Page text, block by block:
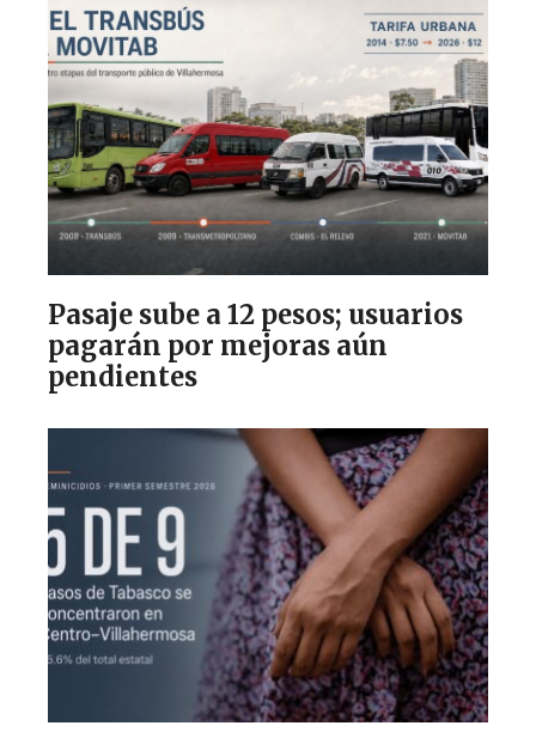
Pasaje sube a 12 pesos; usuarios
pagarán por mejoras aún
pendientes